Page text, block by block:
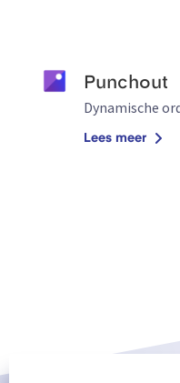
Punchout
Dynamische
Lees meer